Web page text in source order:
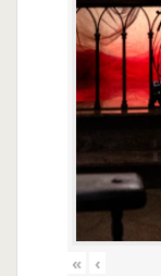
« ‹